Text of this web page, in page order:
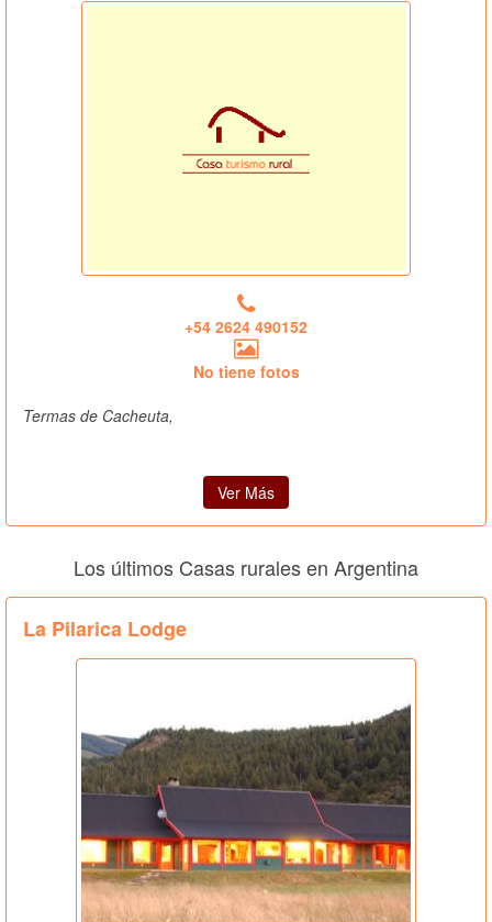
+54 2624 490152
No tiene fotos
Termas de Cacheuta,
Ver Más
Los últimos Casas rurales en Argentina
La Pilarica Lodge